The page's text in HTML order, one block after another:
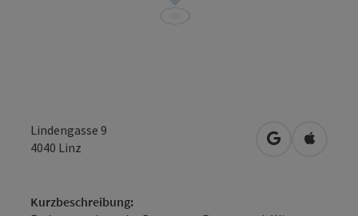
Lindengasse 9
4040 Linz in Google
in
Kurzbeschreibung: